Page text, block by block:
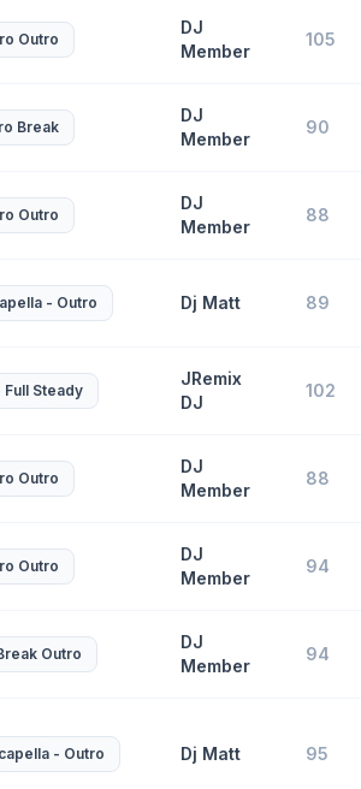
Outro
DJ
Member
105
Break
DJ
Member
90
Outro
DJ
Member
88
- Outro Dj Matt 89
Full Steady
JRemix
DJ
102
Outro
DJ
Member
88
Outro
DJ
Member
94
Outro
DJ
Member
94
- Outro Dj Matt 95